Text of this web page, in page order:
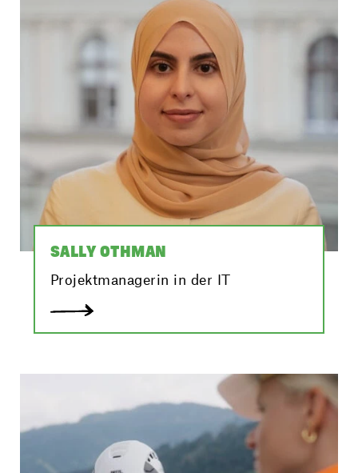
SALLY OTHMAN
Projektmanagerin in der IT